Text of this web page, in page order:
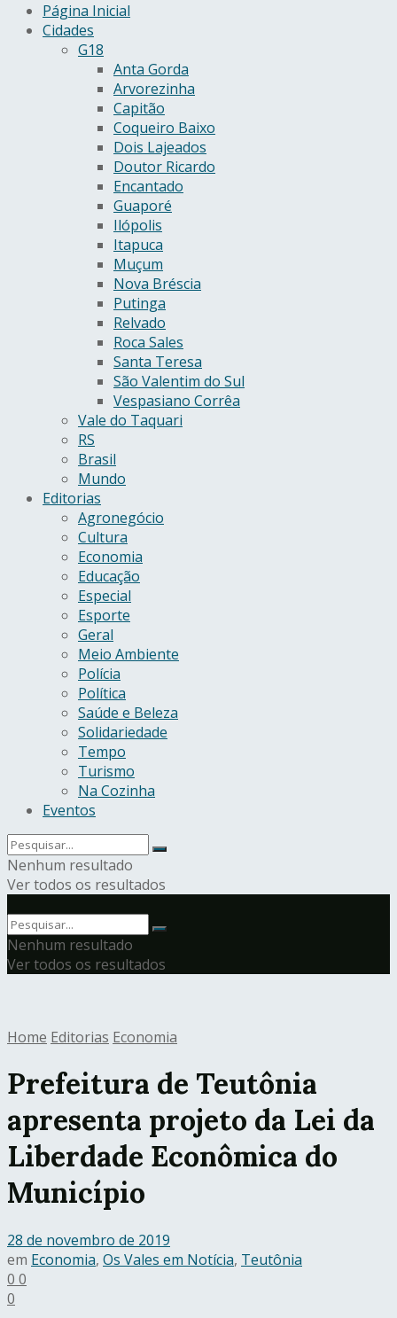
Página Inicial
Cidades
G18
Anta Gorda
Arvorezinha
Capitão
Coqueiro Baixo
Dois Lajeados
Doutor Ricardo
Encantado
Guaporé
Ilópolis
Itapuca
Muçum
Nova Bréscia
Putinga
Relvado
Roca Sales
Santa Teresa
São Valentim do Sul
Vespasiano Corrêa
Vale do Taquari
RS
Brasil
Mundo
Editorias
Agronegócio
Cultura
Economia
Educação
Especial
Esporte
Geral
Meio Ambiente
Polícia
Política
Saúde e Beleza
Solidariedade
Tempo
Turismo
Na Cozinha
Eventos
Nenhum resultado
Ver todos os resultados
Nenhum resultado
Ver todos os resultados
Home Editorias Economia
Prefeitura de Teutônia
apresenta projeto da Lei da
Liberdade Econômica do
Município
28 de novembro de 2019
em Economia, Os Vales em Notícia, Teutônia
0 0
0